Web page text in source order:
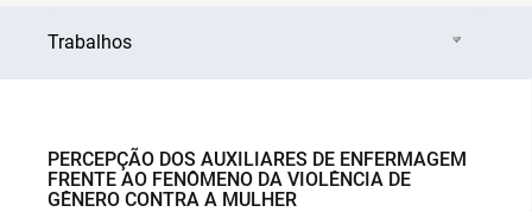
Trabalhos
PERCEPÇÃO DOS AUXILIARES DE ENFERMAGEM
FRENTE AO FENÔMENO DA VIOLÊNCIA DE
GÊNERO CONTRA A MULHER